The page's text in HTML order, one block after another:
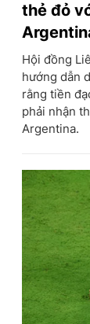
thẻ đỏ
Hội đồng
hướng dẫn
rằng tiền
phải nhận
Argentina.